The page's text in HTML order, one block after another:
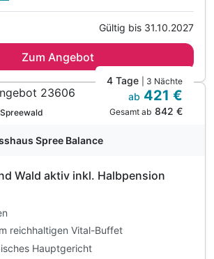
Restaurant Kurpark
Zimmer
(20 min) p.P.
mit Handtüchern
Gültig bis 31.10.2027
Zum Angebot
4 Tage | 3 Nächte
ab 421 €
Gesamt ab 842 €
Spree Balance
Wald aktiv inkl. Halbpension
reichhaltigen Vital-Buffet
Hauptgericht